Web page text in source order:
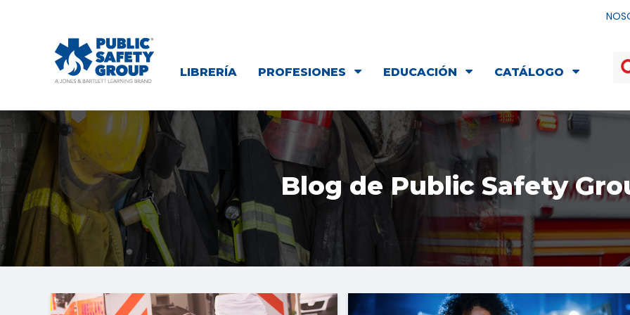
LIBRERÍA PROFESIONES EDUCACIÓN CATÁLOGO
Blog de Public Safety